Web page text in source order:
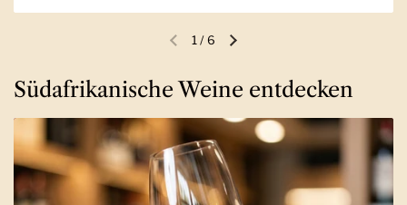
Vorherige FolieNächste Folie
1 /6
Südafrikanische Weine entdecken